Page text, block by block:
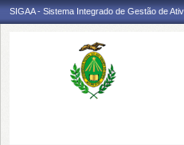
SIGAA - Sistema Integrado de Gestão de